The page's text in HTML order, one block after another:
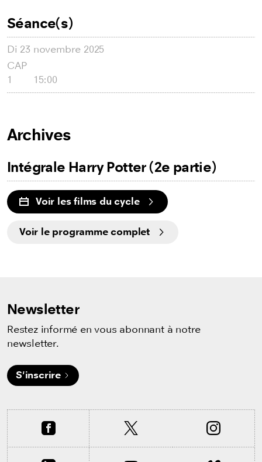
Séance(s)
Di 23 novembre 2025
CAP
1
15:00
Archives
Intégrale Harry Potter (2e partie)
Voir les films du cycle
Voir le programme complet
Newsletter
Restez informé en vous abonnant à notre
newsletter.
S'inscrire